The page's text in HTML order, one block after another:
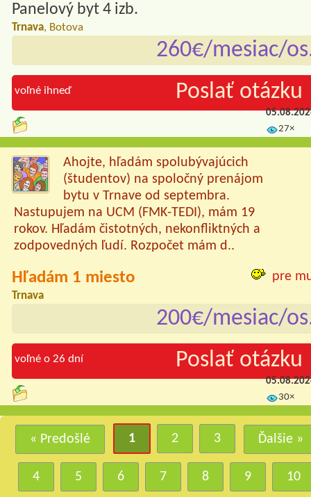
Panelový byt 4 izb.
Trnava, Botova
260€/mesiac/
voľné ihneď Poslať otázku
27×
Ahojte, hľadám spolubývajúcich
(študentov) na spoločný prenájom
bytu v Trnave od septembra.
Nastupujem na UCM (FMK-TEDI), mám 19
rokov. Hľadám čistotných, nekonfliktných a
zodpovedných ľudí. Rozpočet mám d..
pre
Hľadám 1 miesto
Trnava
200€/mesiac/
voľné o 26 dní Poslať otázku
30×
Ďalšie »
« Predošlé 1 2 3
4 5 6 7 8 9 10